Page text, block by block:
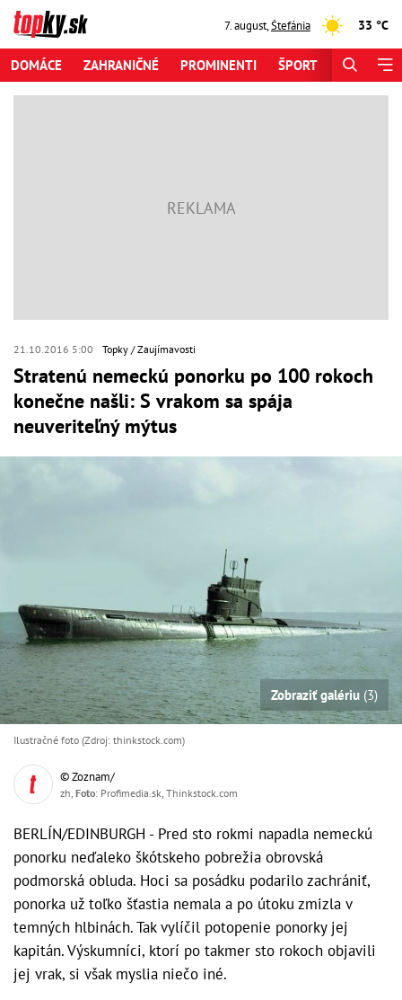
7. august,Štefánia 33 °C
DOMÁCE ZAHRANIČNÉ PROMINENTI ŠPORT
21.10.2016 5:00 Topky Zaujímavosti
Stratenú nemeckú ponorku po 100 rokoch
konečne našli: S vrakom sa spája
neuveriteľný mýtus
Zobraziť galériu (3)
Ilustračné foto (Zdroj: thinkstock.com)
© Zoznam/
zh, Foto: Profimedia.sk, Thinkstock.com
BERLÍN/EDINBURGH - Pred sto rokmi napadla nemeckú
ponorku neďaleko škótskeho pobrežia obrovská
podmorská obluda. Hoci sa posádku podarilo zachrániť,
ponorka už toľko šťastia nemala a po útoku zmizla v
temných hlbinách. Tak vylíčil potopenie ponorky jej
kapitán. Výskumníci, ktorí po takmer sto rokoch objavili
jej vrak, si však myslia niečo iné.